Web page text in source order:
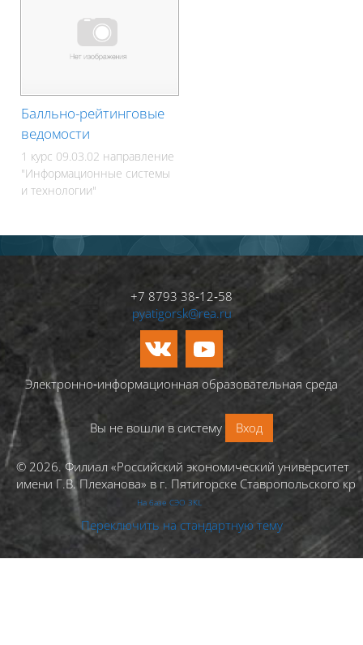
Балльно-рейтинговые
ведомости
1 курс 09.03.02 направление
"Информационные системы
и технологии"
+7 8793 38‑12‑58
pyatigorsk@rea.ru
Электронно‑информационная образовательная среда
Вы не вошли в систему Вход
© 2026. Филиал «Российский экономический университет
имени Г.В. Плеханова» в г. Пятигорске Ставропольского
На базе СЭО 3KL
Переключить на стандартную тему